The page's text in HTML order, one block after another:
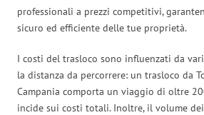
professionali a prezzi competitivi,
sicuro ed efficiente delle tue proprietà.
I costi del trasloco sono influenzati da
la distanza da percorrere: un trasloco da
Campania comporta un viaggio di oltre
incide sui costi totali. Inoltre, il volume